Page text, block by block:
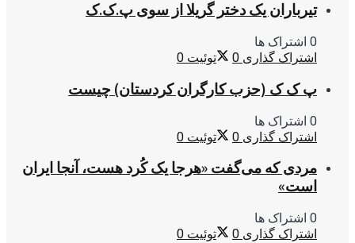
تیرباران یک دختر گریلا از سوی پ.ک.ک
0 اشتراک ها
اشتراک گذاری 0 توئیت 0
پ ک ک (حزب کارگران کردستان) چیست
0 اشتراک ها
اشتراک گذاری 0 توئیت 0
مردی که می‌گفت «هرجا یک کُرد هست، آنجا ایران
است»
0 اشتراک ها
اشتراک گذاری 0 توئیت 0